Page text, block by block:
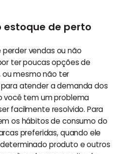
estoque de perto
vendas ou não
ter poucas opções de
ou mesmo não ter
atender a demanda dos
você tem um problema
facilmente resolvido. Para
os hábitos de consumo do
preferidas, quando ele
produto e outros